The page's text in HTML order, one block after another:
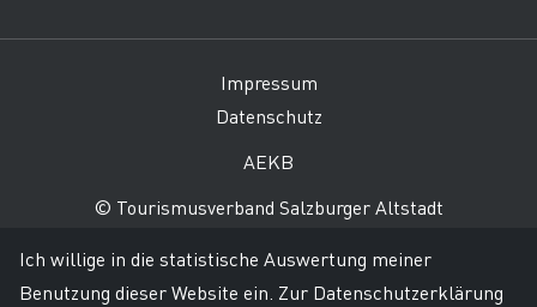
Impressum
Datenschutz
AEKB
© Tourismusverband Salzburger Altstadt
Ich willige in die statistische Auswertung meiner
Benutzung dieser Website ein. Zur Datenschutzerklärung